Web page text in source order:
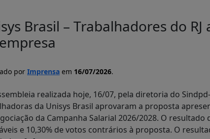
Brasil – Trabalhadores do
por Imprensa em 16/07/2026.
realizada hoje, 16/07, pela diretoria do
da Unisys Brasil aprovaram a proposta
da Campanha Salarial 2026/2028. O resultado
e 10,30% de votos contrários à proposta. O